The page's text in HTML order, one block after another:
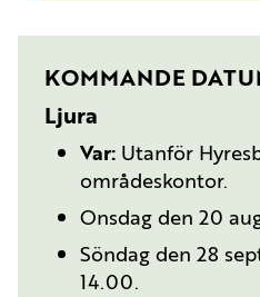
KOMMANDE
Ljura
Var: Utanför
områdeskontor.
Onsdag den 20
Söndag den 28
14.00.